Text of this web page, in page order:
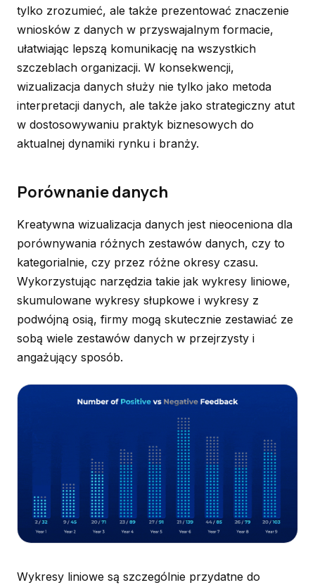
tylko zrozumieć, ale także prezentować znaczenie
wniosków z danych w przyswajalnym formacie,
ułatwiając lepszą komunikację na wszystkich
szczeblach organizacji. W konsekwencji,
wizualizacja danych służy nie tylko jako metoda
interpretacji danych, ale także jako strategiczny atut
w dostosowywaniu praktyk biznesowych do
aktualnej dynamiki rynku i branży.
Porównanie danych
Kreatywna wizualizacja danych jest nieoceniona dla
porównywania różnych zestawów danych, czy to
kategorialnie, czy przez różne okresy czasu.
Wykorzystując narzędzia takie jak wykresy liniowe,
skumulowane wykresy słupkowe i wykresy z
podwójną osią, firmy mogą skutecznie zestawiać ze
sobą wiele zestawów danych w przejrzysty i
angażujący sposób.
Wykresy liniowe są szczególnie przydatne do